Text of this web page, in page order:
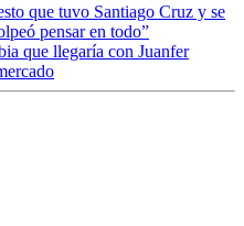
que tuvo Santiago Cruz y se
pensar en todo”
que llegaría con Juanfer